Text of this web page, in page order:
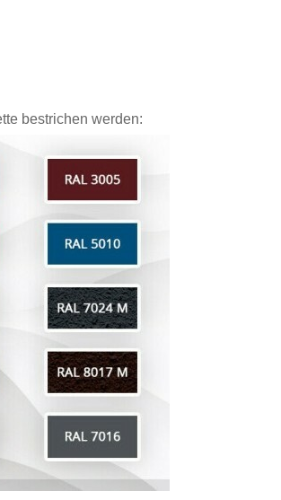
bestrichen werden: